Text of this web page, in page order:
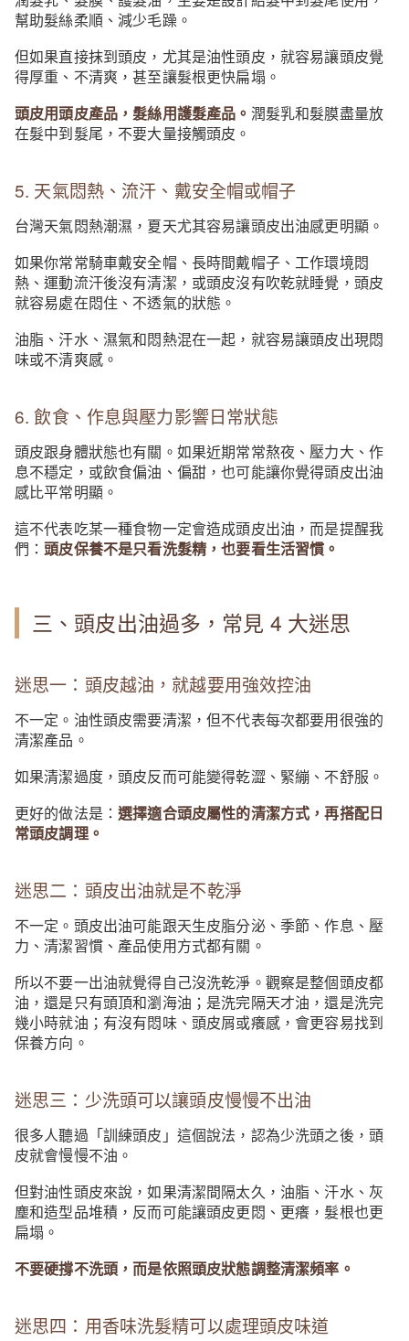
幫助髮絲柔順、減少毛躁。
但如果直接抹到頭皮，尤其是油性頭皮，就容易讓頭皮覺
得厚重、不清爽，甚至讓髮根更快扁塌。
頭皮用頭皮產品，髮絲用護髮產品。 潤髮乳和髮膜盡量放
在髮中到髮尾，不要大量接觸頭皮。
5. 天氣悶熱、流汗、戴安全帽或帽子
台灣天氣悶熱潮濕，夏天尤其容易讓頭皮出油感更明顯。
如果你常常騎車戴安全帽、長時間戴帽子、工作環境悶
熱、運動流汗後沒有清潔，或頭皮沒有吹乾就睡覺，頭皮
就容易處在悶住、不透氣的狀態。
油脂、汗水、濕氣和悶熱混在一起，就容易讓頭皮出現悶
味或不清爽感。
6. 飲食、作息與壓力影響日常狀態
頭皮跟身體狀態也有關。如果近期常常熬夜、壓力大、作
息不穩定，或飲食偏油、偏甜，也可能讓你覺得頭皮出油
感比平常明顯。
這不代表吃某一種食物一定會造成頭皮出油，而是提醒我
們： 頭皮保養不是只看洗髮精，也要看生活習慣。
三、頭皮出油過多，常見 4 大迷思
迷思一：頭皮越油，就越要用強效控油
不一定。油性頭皮需要清潔，但不代表每次都要用很強的
清潔產品。
如果清潔過度，頭皮反而可能變得乾澀、緊繃、不舒服。
更好的做法是：選擇適合頭皮屬性的清潔方式，再搭配日
常頭皮調理。
迷思二：頭皮出油就是不乾淨
不一定。頭皮出油可能跟天生皮脂分泌、季節、作息、壓
力、清潔習慣、產品使用方式都有關。
所以不要一出油就覺得自己沒洗乾淨。觀察是整個頭皮都
油，還是只有頭頂和瀏海油；是洗完隔天才油，還是洗完
幾小時就油；有沒有悶味、頭皮屑或癢感，會更容易找到
保養方向。
迷思三：少洗頭可以讓頭皮慢慢不出油
很多人聽過「訓練頭皮」這個說法，認為少洗頭之後，頭
皮就會慢慢不油。
但對油性頭皮來說，如果清潔間隔太久，油脂、汗水、灰
塵和造型品堆積，反而可能讓頭皮更悶、更癢，髮根也更
扁塌。
不要硬撐不洗頭，而是依照頭皮狀態調整清潔頻率。
迷思四：用香味洗髮精可以處理頭皮味道